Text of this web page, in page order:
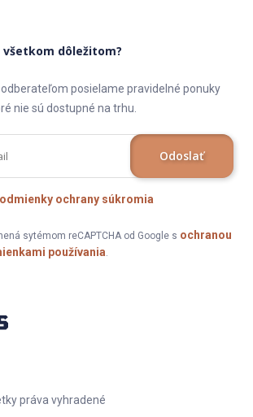
dôležitom?
posielame pravidelné ponuky
nie sú dostupné na trhu.
Odoslať
ochrany súkromia
sytémom reCAPTCHA od Google s ochranou
používania.
práva vyhradené